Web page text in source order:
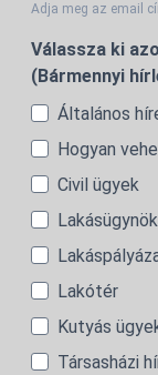
Adja meg az email
Válassza ki
(Bármennyi
Általános
Hogyan
Civil ügyek
Lakótér
Kutyás
Társasházi